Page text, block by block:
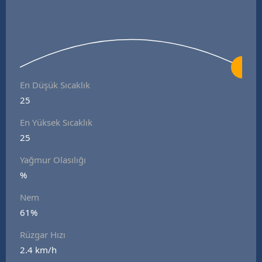
En Düşük Sıcaklık
25
En Yüksek Sıcaklık
25
Yağmur Olasılığı
%
Nem
61%
Rüzgar Hızı
2.4 km/h